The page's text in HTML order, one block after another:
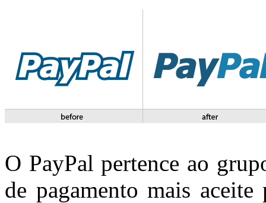
O PayPal pertence ao
de pagamento mais